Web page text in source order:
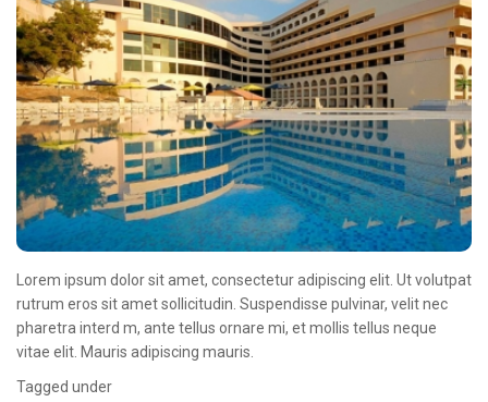
Lorem ipsum dolor sit amet, consectetur adipiscing elit. Ut volutpat
rutrum eros sit amet sollicitudin. Suspendisse pulvinar, velit nec
pharetra interd m, ante tellus ornare mi, et mollis tellus neque
vitae elit. Mauris adipiscing mauris.
Tagged under